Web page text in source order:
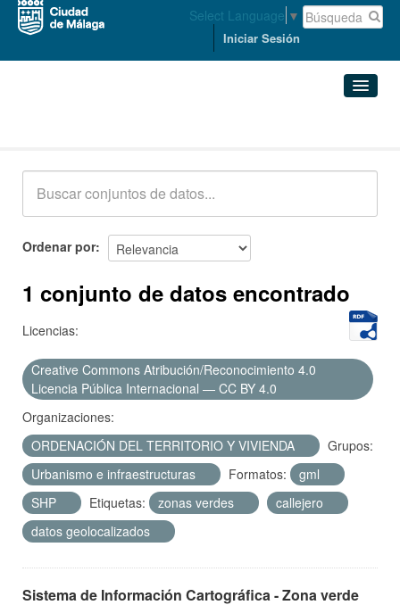
Select Language ▼
Iniciar Sesión
Acerca de
Ordenar por
1 conjunto de datos encontrado
Licencias:
Creative Commons Atribución/Reconocimiento 4.0
Licencia Pública Internacional — CC BY 4.0
Organizaciones:
ORDENACIÓN DEL TERRITORIO Y VIVIENDA
Grupos:
Urbanismo e infraestructuras
Formatos:
gml
SHP
Etiquetas: zonas verdes
callejero
datos geolocalizados
Sistema de Información Cartográfica - Zona verde